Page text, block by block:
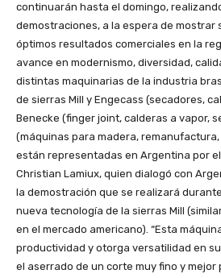
continuarán hasta el domingo,
demostraciones, a la espera de mostrar
óptimos resultados comerciales en la
avance en modernismo, diversidad,
distintas maquinarias de la industria
de sierras Mill y Engecass (secadores,
Benecke (finger joint, calderas a vapor,
(máquinas para madera, remanufactura,
están representadas en Argentina por
Christian Lamiux, quien dialogó con
la demostración que se realizará
nueva tecnología de la sierras Mill
en el mercado americano). “Esta
productividad y otorga versatilidad en
el aserrado de un corte muy fino y mejor